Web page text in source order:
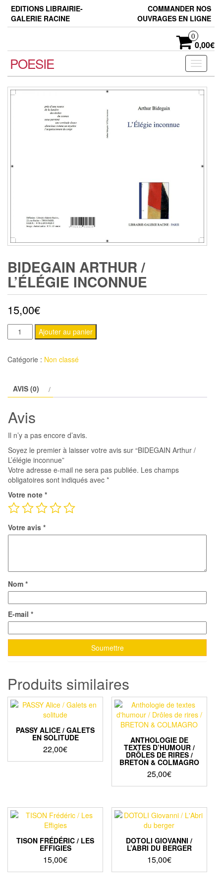
Skip
the
EDITIONS LIBRAIRIE-
GALERIE RACINE
COMMANDER NOS
OUVRAGES EN LIGNE
0
0,00€
Toggle
POESIE
BIDEGAIN ARTHUR /
L’ÉLÉGIE INCONNUE
15,00€
quantité
de
Arthur
L'élégie
Ajouter au panier
Catégorie : Non classé
AVIS (0)
Avis
Il n’y a pas encore d’avis.
Soyez le premier à laisser votre avis sur “BIDEGAIN Arthur /
L’élégie inconnue”
Votre adresse e-mail ne sera pas publiée. Les champs
obligatoires sont indiqués avec *
Votre note *
Votre avis *
Nom *
E-mail *
Produits similaires
PASSY ALICE / GALETS
EN SOLITUDE
22,00€
ANTHOLOGIE DE
TEXTES D’HUMOUR /
DRÔLES DE RIRES /
BRETON & COLMAGRO
25,00€
TISON FRÉDÉRIC / LES
EFFIGIES
15,00€
DOTOLI GIOVANNI /
L’ABRI DU BERGER
15,00€